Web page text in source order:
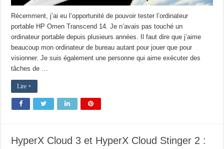
Récemment, j’ai eu l’opportunité de pouvoir tester l’ordinateur
portable HP Omen Transcend 14. Je n’avais pas touché un
ordinateur portable depuis plusieurs années. Il faut dire que j’aime
beaucoup mon ordinateur de bureau autant pour jouer que pour
visionner. Je suis également une personne qui aime exécuter des
tâches de …
Lire +
HyperX Cloud 3 et HyperX Cloud Stinger 2 :